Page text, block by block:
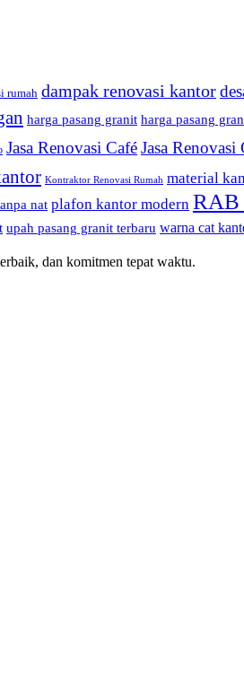
rumah dampak renovasi kantor
harga pasang granit harga pasang
Jasa Renovasi CaféJasa Renovasi
Kontraktor Renovasi Rumah material
nat plafon kantor modern RAB
upah pasang granit terbaru warna cat
dan komitmen tepat waktu.